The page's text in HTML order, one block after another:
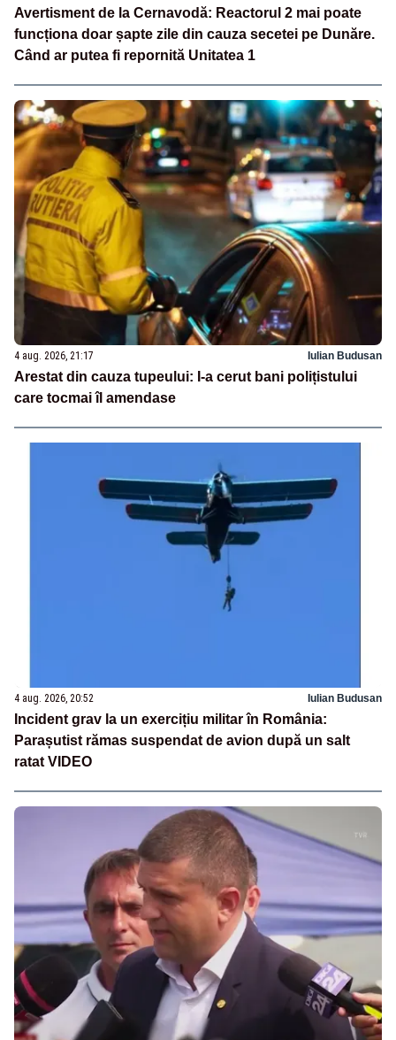
Avertisment de la Cernavodă: Reactorul 2 mai poate
funcționa doar șapte zile din cauza secetei pe Dunăre.
Când ar putea fi repornită Unitatea 1
4 aug. 2026, 21:17 Iulian Budusan
Arestat din cauza tupeului: I-a cerut bani polițistului
care tocmai îl amendase
4 aug. 2026, 20:52 Iulian Budusan
Incident grav la un exercițiu militar în România:
Parașutist rămas suspendat de avion după un salt
ratat VIDEO